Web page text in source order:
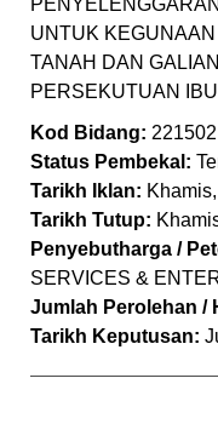
UNTUK
TANAH DAN GALIAN
PERSEKUTUAN
Kod Bidang: 221502
Status Pembekal:
Tarikh Iklan:
Tarikh Tutup:
Penyebutharga /
SERVICES &
Jumlah Perolehan /
Tarikh Keputusan: